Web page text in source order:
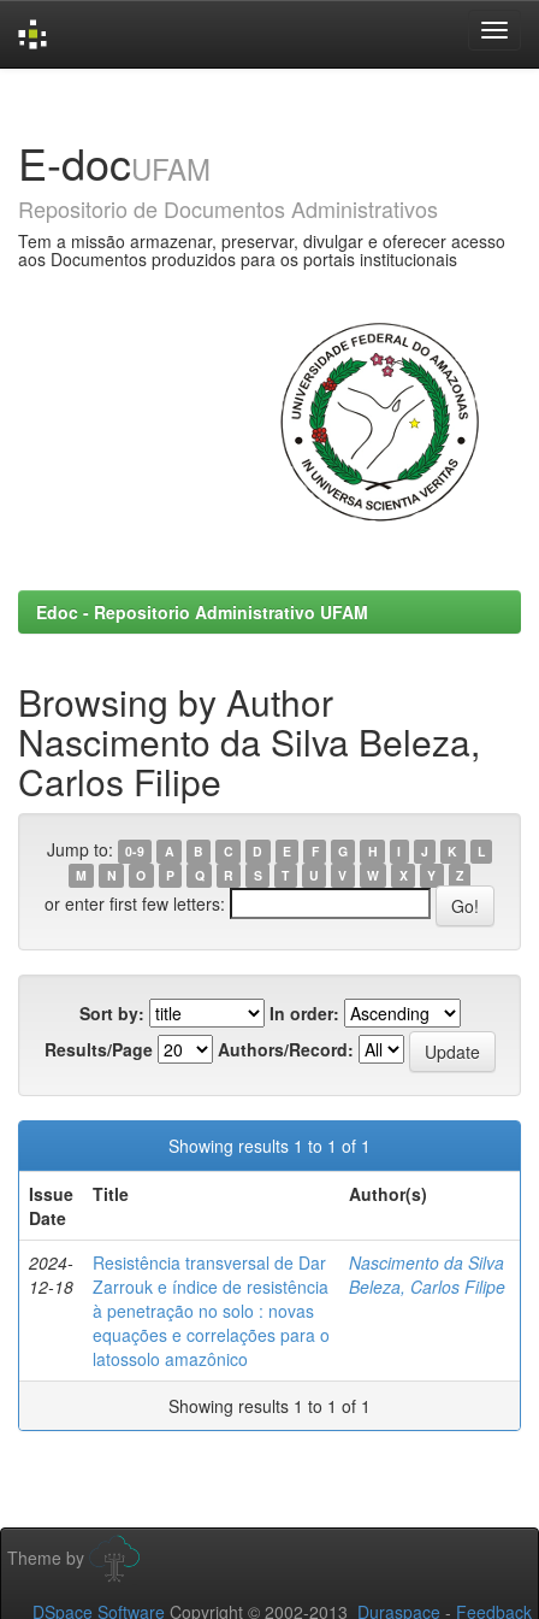
E-docUFAM
Repositorio de Documentos Administrativos
Tem a missão armazenar, preservar, divulgar e oferecer acesso
aos Documentos produzidos para os portais institucionais
Edoc - Repositorio Administrativo UFAM
Browsing by Author
Nascimento da Silva Beleza,
Carlos Filipe
Jump to: 0-9 A B C D E F G H I J K
L
M
N O P Q R S T U V W X Y Z
or enter first few letters:
Sort by:
In order:
Results/Page
Authors/Record:
Showing results 1 to 1 of 1
Issue
Date
Title Author(s)
2024-
12-18
Resistência transversal de Dar
Zarrouk e índice de resistência
à penetração no solo : novas
equações e correlações para o
latossolo amazônico
Nascimento da Silva
Beleza, Carlos Filipe
Showing results 1 to 1 of 1
Theme by
DSpace Software Copyright © 2002-2013 Duraspace - Feedback